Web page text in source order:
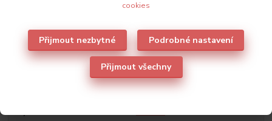
cookies
Přijmout nezbytné Podrobné nastavení
Přijmout všechny